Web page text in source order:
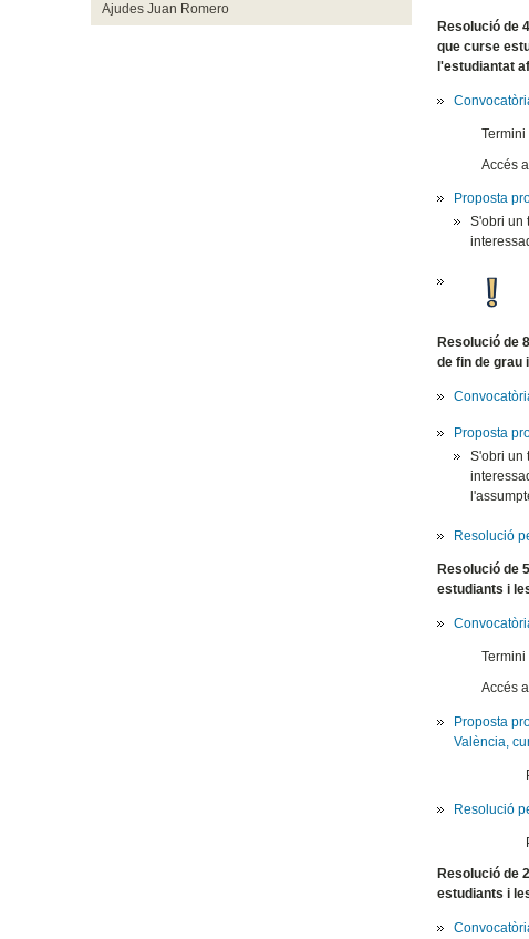
Ajudes Juan Romero
Resolució de
que curse
l'estudiantat
Termini
Accés
Proposta
S'obri un
Resolució de
de fin de grau
Proposta
S'obri un
Resolució
Resolució de
estudiants i
Termini
Accés al
Proposta
València,
Resolució
Resolució de
estudiants i